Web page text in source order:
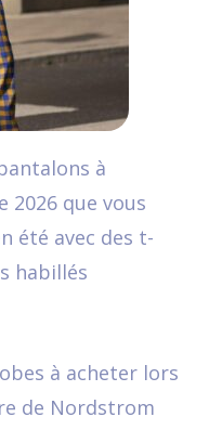
à
2026 que vous
été avec des t-
habillés